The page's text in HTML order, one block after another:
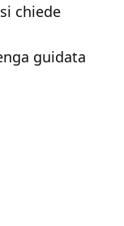
chiede
guidata